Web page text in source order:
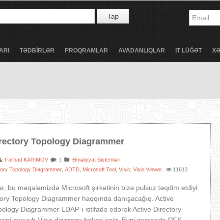
Tap
TƏDBİRLƏR PROQRAMLAR AVADANLIQLAR IT LÜĞƏT
Topology Diagrammer
: Farhad KARIMOV : 1 :Əməliyyat Sistemləri
Topology Diagrammer ,ADTD Microsoft Tool ,Visio ,Visio Viewer 11613
bu məqaləmizdə Microsoft şirkətinin bizə pulsuz təqdim etdiyi
Topology Diagrammer haqqında danışacağıq. Active
Diagrammer LDAP-ı istifadə edərək Active Directory